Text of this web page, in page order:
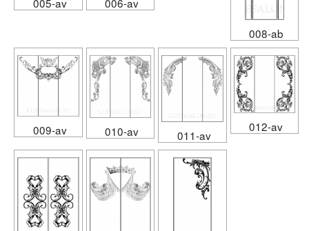
008-ab
009-av 010-av 011-av
012-av